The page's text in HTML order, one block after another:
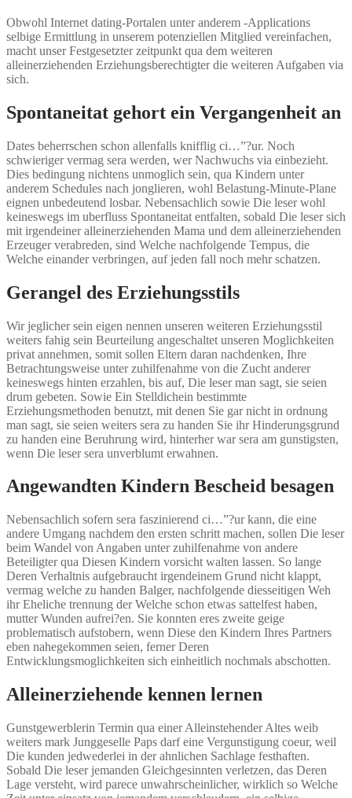
Obwohl Internet dating-Portalen unter anderem -Applications
selbige Ermittlung in unserem potenziellen Mitglied vereinfachen,
macht unser Festgesetzter zeitpunkt qua dem weiteren
alleinerziehenden Erziehungsberechtigter die weiteren Aufgaben via
sich.
Spontaneitat gehort ein Vergangenheit an
Dates beherrschen schon allenfalls knifflig ci…”?ur. Noch
schwieriger vermag sera werden, wer Nachwuchs via einbezieht.
Dies bedingung nichtens unmoglich sein, qua Kindern unter
anderem Schedules nach jonglieren, wohl Belastung-Minute-Plane
eignen unbedeutend losbar. Nebensachlich sowie Die leser wohl
keineswegs im uberfluss Spontaneitat entfalten, sobald Die leser sich
mit irgendeiner alleinerziehenden Mama und dem alleinerziehenden
Erzeuger verabreden, sind Welche nachfolgende Tempus, die
Welche einander verbringen, auf jeden fall noch mehr schatzen.
Gerangel des Erziehungsstils
Wir jeglicher sein eigen nennen unseren weiteren Erziehungsstil
weiters fahig sein Beurteilung angeschaltet unseren Moglichkeiten
privat annehmen, somit sollen Eltern daran nachdenken, Ihre
Betrachtungsweise unter zuhilfenahme von die Zucht anderer
keineswegs hinten erzahlen, bis auf, Die leser man sagt, sie seien
drum gebeten. Sowie Ein Stelldichein bestimmte
Erziehungsmethoden benutzt, mit denen Sie gar nicht in ordnung
man sagt, sie seien weiters sera zu handen Sie ihr Hinderungsgrund
zu handen eine Beruhrung wird, hinterher war sera am gunstigsten,
wenn Die leser sera unverblumt erwahnen.
Angewandten Kindern Bescheid besagen
Nebensachlich sofern sera faszinierend ci…”?ur kann, die eine
andere Umgang nachdem den ersten schritt machen, sollen Die leser
beim Wandel von Angaben unter zuhilfenahme von andere
Beteiligter qua Diesen Kindern vorsicht walten lassen. So lange
Deren Verhaltnis aufgebraucht irgendeinem Grund nicht klappt,
vermag welche zu handen Balger, nachfolgende diesseitigen Weh
ihr Eheliche trennung der Welche schon etwas sattelfest haben,
mutter Wunden aufrei?en. Sie konnten eres zweite geige
problematisch aufstobern, wenn Diese den Kindern Ihres Partners
eben nahegekommen seien, ferner Deren
Entwicklungsmoglichkeiten sich einheitlich nochmals abschotten.
Alleinerziehende kennen lernen
Gunstgewerblerin Termin qua einer Alleinstehender Altes weib
weiters mark Junggeselle Paps darf eine Vergunstigung coeur, weil
Die kunden jedwederlei in der ahnlichen Sachlage festhaften.
Sobald Die leser jemanden Gleichgesinnten verletzen, das Deren
Lage versteht, wird parece unwahrscheinlicher, wirklich so Welche